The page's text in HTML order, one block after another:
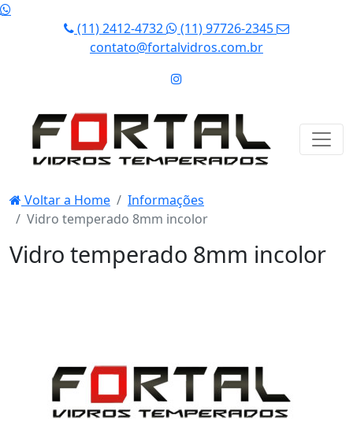
(11) 2412-4732
(11) 97726-2345
contato@fortalvidros.com.br
Voltar a Home
Informações
Vidro temperado 8mm incolor
Vidro temperado 8mm incolor